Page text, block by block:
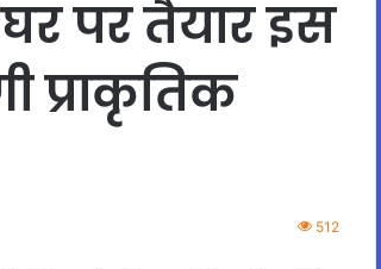
पर तैयार इस
प्राकृतिक
512